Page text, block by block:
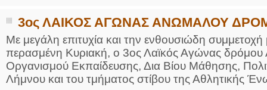
3ος ΛΑΙΚΟΣ ΑΓΩΝΑΣ ΑΝΩΜΑΛΟΥ
Με μεγάλη επιτυχία και την ενθουσιώδη
περασμένη Κυριακή, ο 3ος Λαϊκός Αγώνας
Οργανισμού Εκπαίδευσης, Δια Βίου Μάθησης,
Λήμνου και του τμήματος στίβου της Αθλητικής